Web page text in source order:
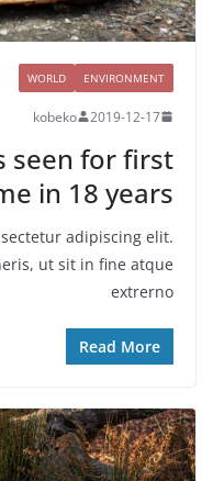
ENVIRONMENT
WORLD
2019-12-17
kobeko
seen for first
in 18 years
adipiscing elit.
ut sit in fine atque
extrerno
Read More